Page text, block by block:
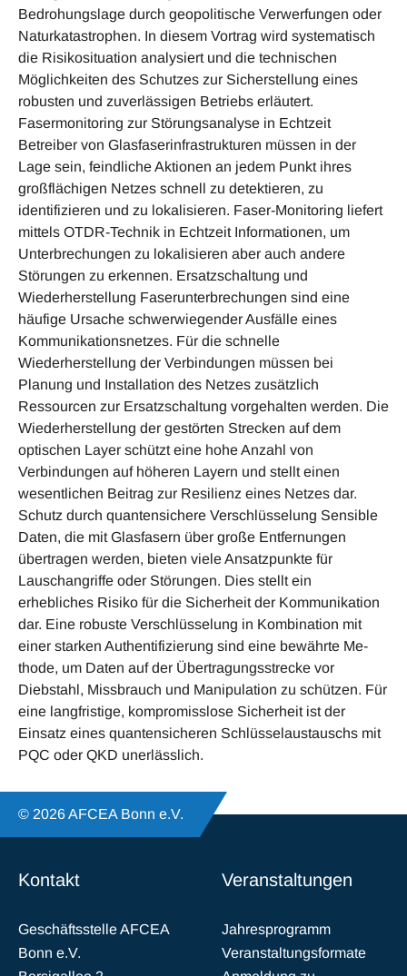
Bedrohungslage durch geopolitische Verwerfungen oder
Naturkatastro­phen. In diesem Vortrag wird systematisch
die Risikosituation analysiert und die technischen
Möglichkei­ten des Schutzes zur Sicherstellung eines
robusten und zuverlässigen Betriebs erläutert.
Fasermonitoring zur Störungsanalyse in Echtzeit
Betreiber von Glasfaserinfrastrukturen müssen in der
Lage sein, feindliche Aktionen an jedem Punkt ihres
großflächigen Netzes schnell zu detektieren, zu
identifizieren und zu loka­lisieren. Faser-Monitoring liefert
mittels OTDR-Technik in Echtzeit Informationen, um
Unterbrechungen zu lokalisieren aber auch andere
Störungen zu erkennen. Ersatzschaltung und
Wiederherstellung Faserunter­brechungen sind eine
häufige Ursache schwerwiegender Ausfälle eines
Kommunikationsnetzes. Für die schnelle
Wiederherstellung der Verbindungen müssen bei
Planung und Installation des Netzes zusätzlich
Ressourcen zur Ersatzschaltung vorgehalten werden. Die
Wiederherstellung der gestörten Strecken auf dem
optischen Layer schützt eine hohe Anzahl von
Verbindungen auf höheren Layern und stellt einen
wesentlichen Beitrag zur Resilienz eines Netzes dar.
Schutz durch quantensichere Verschlüsselung Sensib­le
Daten, die mit Glasfasern über große Entfernungen
übertragen werden, bieten viele Ansatzpunkte für
Lauschangriffe oder Störungen. Dies stellt ein
erhebliches Risiko für die Sicherheit der Kommunikation
dar. Eine robuste Verschlüsselung in Kombination mit
einer starken Authentifizierung sind eine bewährte Me­
thode, um Daten auf der Übertragungsstrecke vor
Diebstahl, Missbrauch und Manipulation zu schützen. Für
eine langfristige, kompromisslose Sicherheit ist der
Einsatz eines quantensicheren Schlüsselaustauschs mit
PQC oder QKD unerlässlich.
© 2026 AFCEA Bonn e.V.
Kontakt
Geschäftsstelle AFCEA
Bonn e.V.
Veranstaltungen
Jahresprogramm
Veranstaltungsformate